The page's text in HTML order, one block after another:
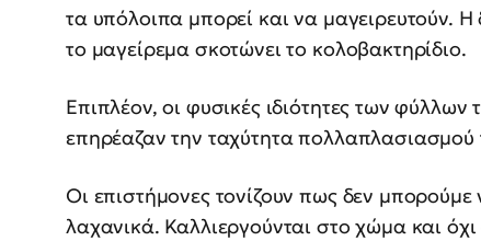
τα υπόλοιπα μπορεί και να μαγειρευτούν.
το μαγείρεμα σκοτώνει το κολοβακτηρίδιο.
Επιπλέον, οι φυσικές ιδιότητες των
επηρέαζαν την ταχύτητα πολλαπλασιασμού
Οι επιστήμονες τονίζουν πως δεν
λαχανικά. Καλλιεργούνται στο χώμα και